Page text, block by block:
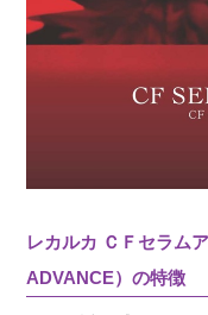
レカルカ ＣＦセラム
ADVANCE）の特徴